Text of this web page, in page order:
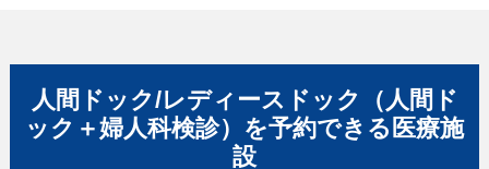
人間ドック/レディースドック（人間ド
ック＋婦人科検診） を予約できる 医療施
設